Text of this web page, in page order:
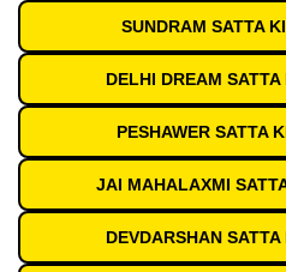
SUNDRAM SATTA
DELHI DREAM
PESHAWER SATTA
JAI MAHALAXMI
DEVDARSHAN